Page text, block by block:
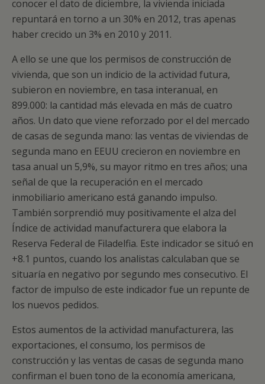
conocer el dato de diciembre, la vivienda iniciada
repuntará en torno a un 30% en 2012, tras apenas
haber crecido un 3% en 2010 y 2011.
A ello se une que los permisos de construcción de
vivienda, que son un indicio de la actividad futura,
subieron en noviembre, en tasa interanual, en
899.000: la cantidad más elevada en más de cuatro
años. Un dato que viene reforzado por el del mercado
de casas de segunda mano: las ventas de viviendas de
segunda mano en EEUU crecieron en noviembre en
tasa anual un 5,9%, su mayor ritmo en tres años; una
señal de que la recuperación en el mercado
inmobiliario americano está ganando impulso.
También sorprendió muy positivamente el alza del
Índice de actividad manufacturera que elabora la
Reserva Federal de Filadelfia. Este indicador se situó en
+8.1 puntos, cuando los analistas calculaban que se
situaría en negativo por segundo mes consecutivo. El
factor de impulso de este indicador fue un repunte de
los nuevos pedidos.
Estos aumentos de la actividad manufacturera, las
exportaciones, el consumo, los permisos de
construcción y las ventas de casas de segunda mano
confirman el buen tono de la economía americana,